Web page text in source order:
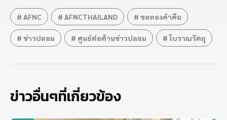
AFNC AFNCTHAILAND ขอทองคำคืน
ข่าวปลอม ศูนย์ต่อต้านข่าวปลอม โบราณวัตถุ
ข่าวอื่นๆที่เกี่ยวข้อง